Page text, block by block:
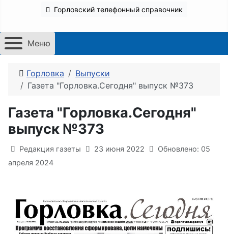
Горловский телефонный справочник
Меню
Горловка
Выпуски
Газета "Горловка.Сегодня" выпуск №373
Газета "Горловка.Сегодня"
выпуск №373
Информация о материале
Редакция газеты 23 июня 2022
Обновлено: 05
апреля 2024